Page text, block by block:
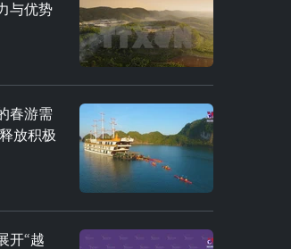
与优势
春游需
放积极
开“越